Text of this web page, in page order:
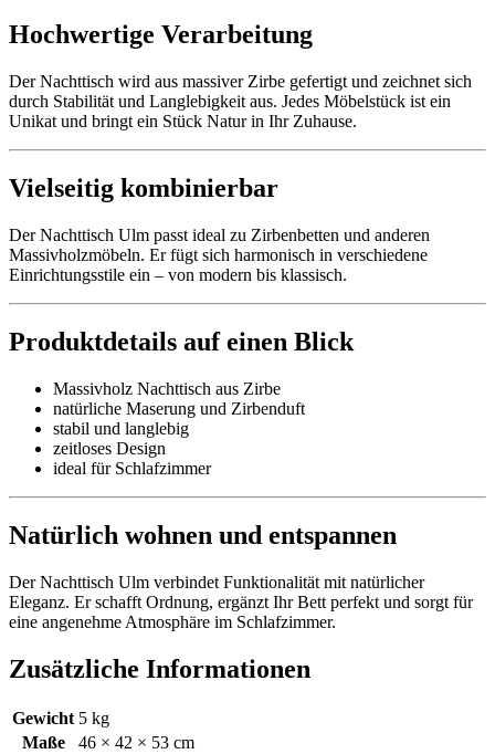
Hochwertige Verarbeitung
Der Nachttisch wird aus massiver Zirbe gefertigt und zeichnet sich
durch Stabilität und Langlebigkeit aus. Jedes Möbelstück ist ein
Unikat und bringt ein Stück Natur in Ihr Zuhause.
Vielseitig kombinierbar
Der Nachttisch Ulm passt ideal zu Zirbenbetten und anderen
Massivholzmöbeln. Er fügt sich harmonisch in verschiedene
Einrichtungsstile ein – von modern bis klassisch.
Produktdetails auf einen Blick
Massivholz Nachttisch aus Zirbe
natürliche Maserung und Zirbenduft
stabil und langlebig
zeitloses Design
ideal für Schlafzimmer
Natürlich wohnen und entspannen
Der Nachttisch Ulm verbindet Funktionalität mit natürlicher
Eleganz. Er schafft Ordnung, ergänzt Ihr Bett perfekt und sorgt für
eine angenehme Atmosphäre im Schlafzimmer.
Zusätzliche Informationen
Gewicht 5 kg
Maße
46 × 42 × 53 cm